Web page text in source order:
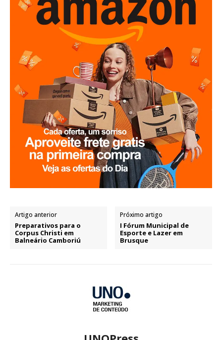
Artigo anterior
Preparativos para o
Corpus Christi em
Balneário Camboriú
Próximo artigo
I Fórum Municipal de
Esporte e Lazer em
Brusque